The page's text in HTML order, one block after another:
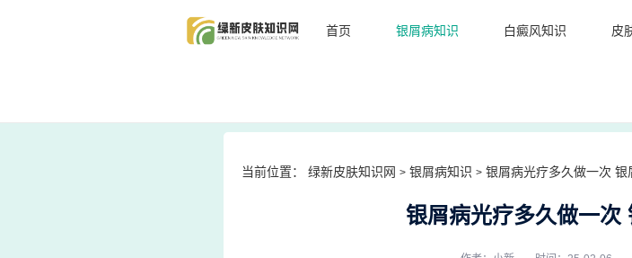
首页 银屑病知识 白癜风知识 皮
当前位置： 绿新皮肤知识网 > 银屑病知识 > 银屑病光疗多久做一次 银
银屑病光疗多久做一次